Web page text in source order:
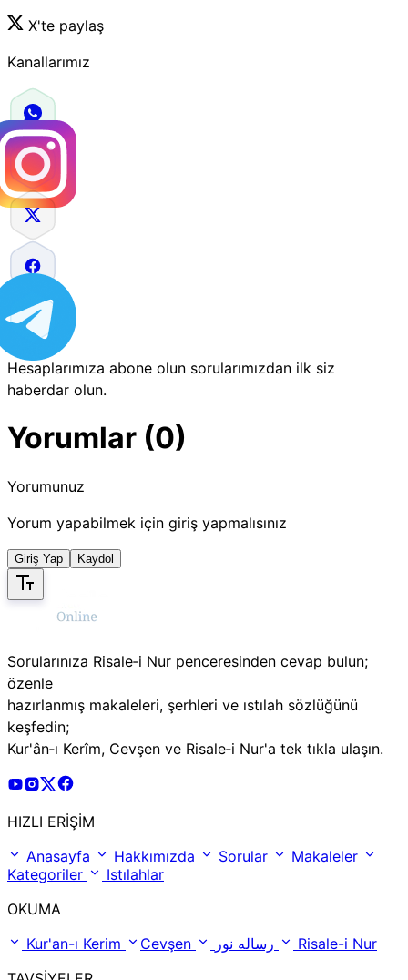
X'te paylaş
Kanallarımız
Hesaplarımıza abone olun sorularımızdan ilk siz
haberdar olun.
Yorumlar (0)
Yorumunuz
Yorum yapabilmek için giriş yapmalısınız
Giriş Yap Kaydol
Sorularınıza Risale‑i Nur penceresinden cevap bulun;
özenle
hazırlanmış makaleleri, şerhleri ve ıstılah sözlüğünü
keşfedin;
Kur'ân‑ı Kerîm, Cevşen ve Risale‑i Nur'a tek tıkla ulaşın.
Risale Online Youtube Hesabı
Risale Online Instagram Hesabı
Risale Online X Hesabı
HIZLI ERİŞİM
Anasayfa
Hakkımızda Sorular
Makaleler
Kategoriler
Istılahlar
OKUMA
Kur'an-ı Kerim
Cevşen
Risale-i Nur